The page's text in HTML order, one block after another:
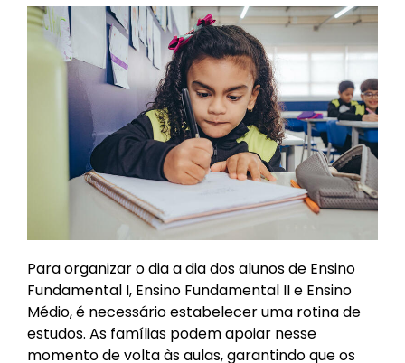
Para organizar o dia a dia dos alunos de Ensino
Fundamental I, Ensino Fundamental II e Ensino
Médio, é necessário estabelecer uma rotina de
estudos. As famílias podem apoiar nesse
momento de volta às aulas, garantindo que os